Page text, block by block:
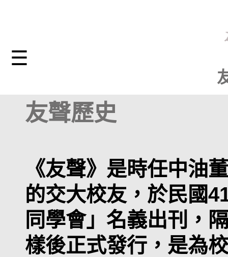
☰
友聲歷史
《友聲》是時任中油
的交大校友，於民國
同學會」名義出刊，
樣後正式發行，是為